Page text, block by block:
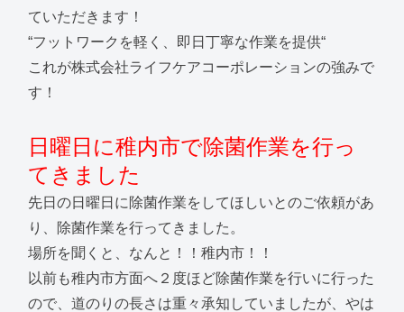
ていただきます！
“フットワークを軽く、即日丁寧な作業を提供“
これが株式会社ライフケアコーポレーションの強みで
す！
日曜日に稚内市で除菌作業を行っ
てきました
先日の日曜日に除菌作業をしてほしいとのご依頼があ
り、除菌作業を行ってきました。
場所を聞くと、なんと！！稚内市！！
以前も稚内市方面へ２度ほど除菌作業を行いに行った
ので、道のりの長さは重々承知していましたが、やは